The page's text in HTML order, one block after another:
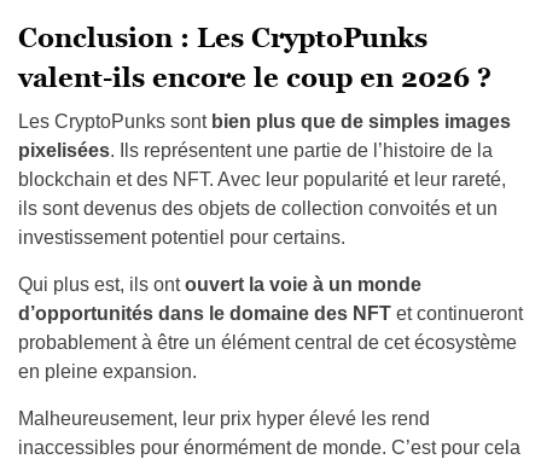
Conclusion : Les CryptoPunks
valent-ils encore le coup en 2026 ?
Les CryptoPunks sont bien plus que de simples images
pixelisées. Ils représentent une partie de l’histoire de la
blockchain et des NFT. Avec leur popularité et leur rareté,
ils sont devenus des objets de collection convoités et un
investissement potentiel pour certains.
Qui plus est, ils ontouvert la voie à un monde
d’opportunités dans le domaine des NFT et continueront
probablement à être un élément central de cet écosystème
en pleine expansion.
Malheureusement, leur prix hyper élevé les rend
inaccessibles pour énormément de monde. C’est pour cela